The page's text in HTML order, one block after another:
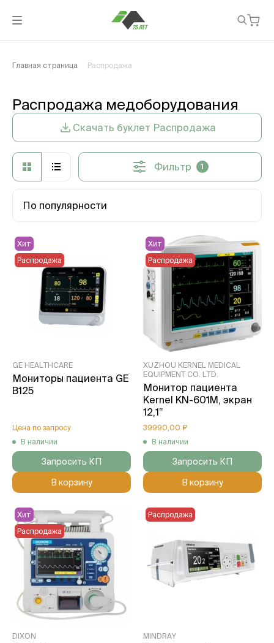
Главная страница Распродажа
Распродажа медоборудования
Скачать буклет Распродажа
Фильтр 1
По популярности
GE HEALTHCARE
Мониторы пациента GE
B125
Цена по запросу
В наличии
Хит
Распродажа
Запросить КП
В корзину
XUZHOU KERNEL MEDICAL
EQUIPMENT CO. LTD.
Монитор пациента
Kernel KN-601M, экран
12,1”
39990,00 ₽
В наличии
Хит
Распродажа
Запросить КП
В корзину
DIXON
Хит
Распродажа
MINDRAY
Распродажа